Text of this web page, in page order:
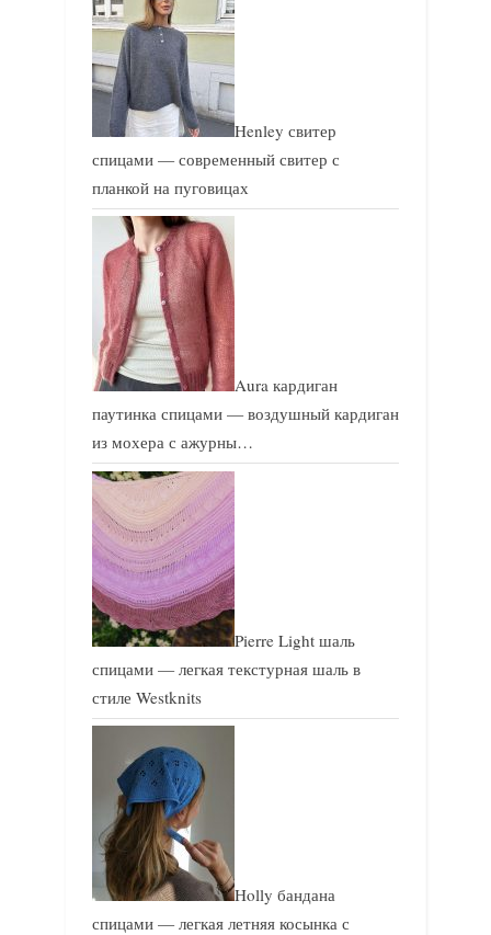
Henley свитер
спицами — современный свитер с
планкой на пуговицах
Aura кардиган
паутинка спицами — воздушный кардиган
из мохера с ажурны…
Pierre Light шаль
спицами — легкая текстурная шаль в
стиле Westknits
Holly бандана
спицами — легкая летняя косынка с